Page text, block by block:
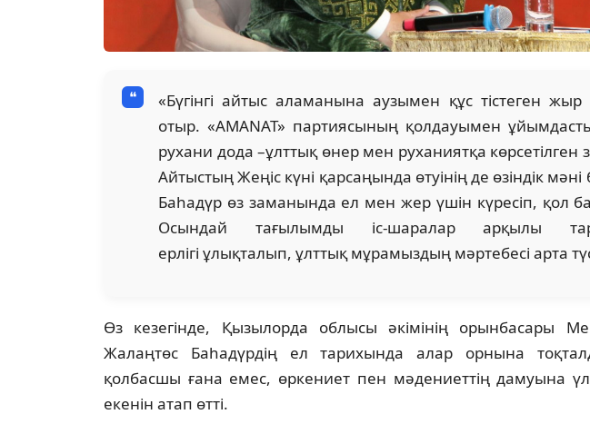
«Бүгінгі айтыс аламанына аузымен құс тістеген
отыр. «AMANAT» партиясының қолдауымен
рухани дода –ұлттық өнер мен руханиятқа көрсетілген
Айтыстың Жеңіс күні қарсаңында өтуінің де өзіндік
Баһадүр өз заманында ел мен жер үшін күресіп, қол
Осындай тағылымды іс-шаралар арқылы
ерлігі ұлықталып, ұлттық мұрамыздың мәртебесі арта
Өз кезегінде, Қызылорда облысы әкімінің орынбасары
Жалаңтөс Баһадүрдің ел тарихында алар орнына
қолбасшы ғана емес, өркениет пен мәдениеттің дамуына
екенін атап өтті.